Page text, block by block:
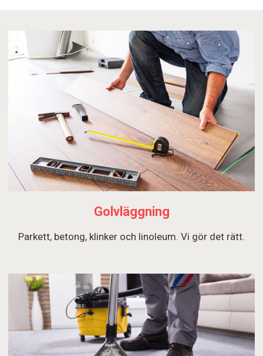
Golvläggning
Parkett, betong, klinker och linoleum. Vi gör det rätt.